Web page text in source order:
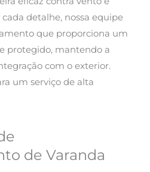
detalhe, nossa equipe
que proporciona um
protegido, mantendo a
com o exterior.
um serviço de alta
de Varanda